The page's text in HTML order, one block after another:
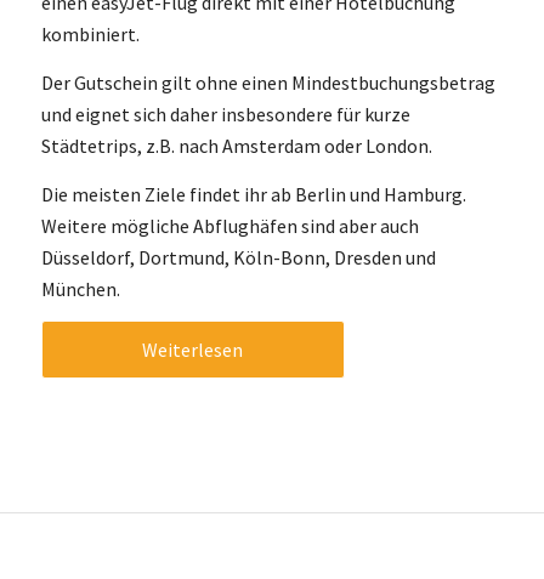
kombiniert.
Der Gutschein gilt ohne einen Mindestbuchungsbetrag
und eignet sich daher insbesondere für kurze
Städtetrips, z.B. nach Amsterdam oder London.
Die meisten Ziele findet ihr ab Berlin und Hamburg.
Weitere mögliche Abflughäfen sind aber auch
Düsseldorf, Dortmund, Köln-Bonn, Dresden und
München.
Weiterlesen